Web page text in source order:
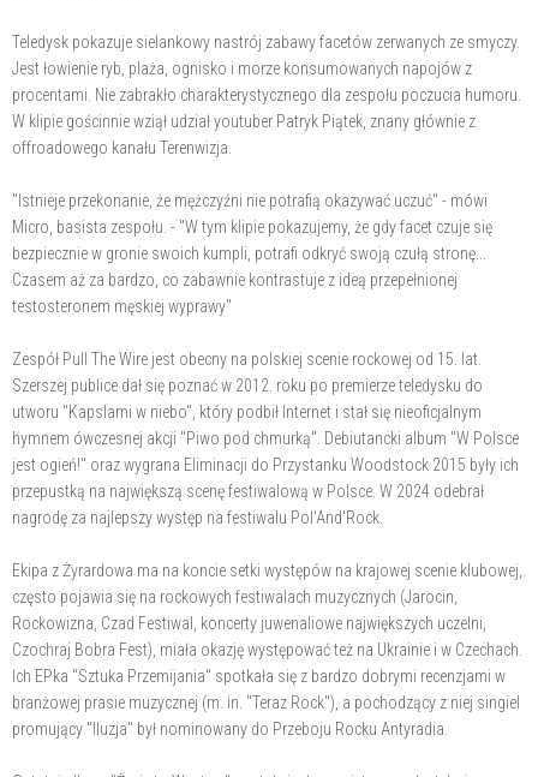
Teledysk pokazuje sielankowy nastrój zabawy facetów zerwanych ze smyczy.
Jest łowienie ryb, plaża, ognisko i morze konsumowanych napojów z
procentami. Nie zabrakło charakterystycznego dla zespołu poczucia humoru.
W klipie gościnnie wziął udział youtuber Patryk Piątek, znany głównie z
offroadowego kanału Terenwizja.
"Istnieje przekonanie, że mężczyźni nie potrafią okazywać uczuć" - mówi
Micro, basista zespołu. - "W tym klipie pokazujemy, że gdy facet czuje się
bezpiecznie w gronie swoich kumpli, potrafi odkryć swoją czułą stronę...
Czasem aż za bardzo, co zabawnie kontrastuje z ideą przepełnionej
testosteronem męskiej wyprawy"
Zespół Pull The Wire jest obecny na polskiej scenie rockowej od 15. lat.
Szerszej publice dał się poznać w 2012. roku po premierze teledysku do
utworu "Kapslami w niebo", który podbił Internet i stał się nieoficjalnym
hymnem ówczesnej akcji "Piwo pod chmurką". Debiutancki album "W Polsce
jest ogień!" oraz wygrana Eliminacji do Przystanku Woodstock 2015 były ich
przepustką na największą scenę festiwalową w Polsce. W 2024 odebrał
nagrodę za najlepszy występ na festiwalu Pol'And'Rock.
Ekipa z Żyrardowa ma na koncie setki występów na krajowej scenie klubowej,
często pojawia się na rockowych festiwalach muzycznych (Jarocin,
Rockowizna, Czad Festiwal, koncerty juwenaliowe największych uczelni,
Czochraj Bobra Fest), miała okazję występować też na Ukrainie i w Czechach.
Ich EPka "Sztuka Przemijania" spotkała się z bardzo dobrymi recenzjami w
branżowej prasie muzycznej (m. in. "Teraz Rock"), a pochodzący z niej singiel
promujący "Iluzja" był nominowany do Przeboju Rocku Antyradia.